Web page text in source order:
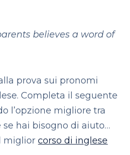
believes a word of
prova sui pronomi
Completa il seguente
l’opzione migliore tra
hai bisogno di aiuto…
migliorcorso di inglese